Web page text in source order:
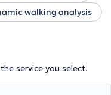
walking analysis
service you select.